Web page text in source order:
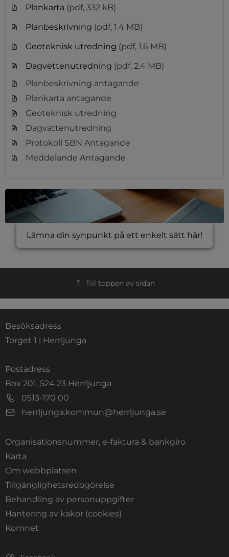
Plankarta (pdf, 332 kB)
Planbeskrivning (pdf, 1.4 MB)
Geoteknisk utredning (pdf, 1.6 MB)
Dagvettenutredning (pdf, 2.4 MB)
Planbeskrivning antagande
Plankarta antagande
Geoteknisk utredning
Dagvattenutredning
Protokoll SBN Antagande
Meddelande Antagande
Lämna din synpunkt på ett enkelt sätt här!
Till toppen av sidan
Besöksadress
Torget 1 i Herrljunga
Postadress
Box 201, 524 23 Herrljunga
0513-170 00
herrljunga.kommun@herrljunga.se
Organisationsnummer, e-faktura & bankgiro
Karta
Om webbplatsen
Tillgänglighetsredogörelse
Behandling av personuppgifter
Hantering av kakor (cookies)
Komnet